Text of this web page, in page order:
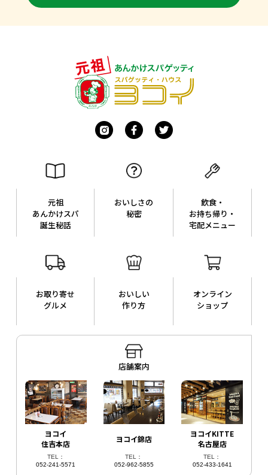
元祖
あんかけスパ
誕生秘話
おいしさの
秘密
飲食・
お持ち帰り・
宅配メニュー
お取り寄せ
グルメ
おいしい
作り方
オンライン
ショップ
店舗案内
ヨコイ
住吉本店
TEL：
052-241-5571
ヨコイ錦店
TEL：
052-962-5855
ヨコイKITTE
名古屋店
TEL：
052-433-1641